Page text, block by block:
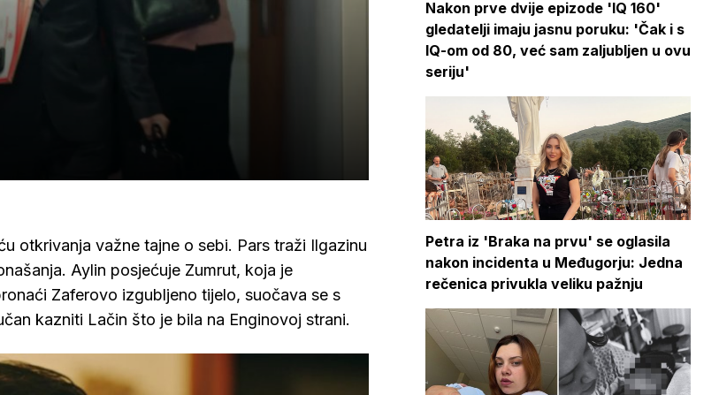
otkrivanja važne tajne o sebi. Pars traži Ilgazinu
Aylin posjećuje Zumrut, koja je
Zaferovo izgubljeno tijelo, suočava se s
kazniti Lačin što je bila na Enginovoj strani.
Nakon prve dvije epizode 'IQ 160'
gledatelji imaju jasnu poruku: 'Čak i s
IQ-om od 80, već sam zaljubljen u ovu
seriju'
Petra iz 'Braka na prvu' se oglasila
nakon incidenta u Međugorju: Jedna
rečenica privukla veliku pažnju